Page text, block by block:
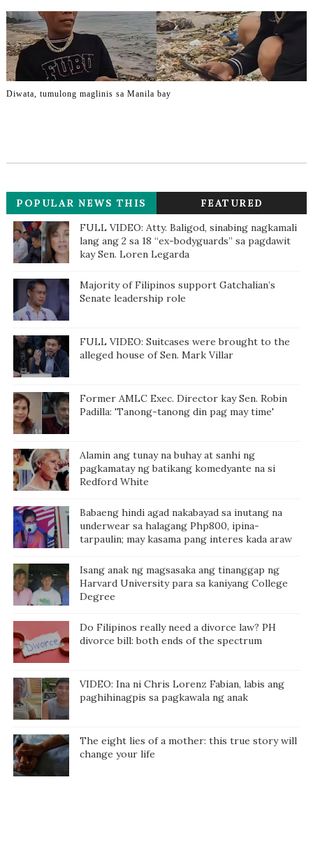
Diwata, tumulong maglinis sa Manila bay
POPULAR NEWS THIS
WEEK
FEATURED
FULL VIDEO: Atty. Baligod, sinabing nagkamali
lang ang 2 sa 18 “ex-bodyguards” sa pagdawit
kay Sen. Loren Legarda
Majority of Filipinos support Gatchalian’s
Senate leadership role
FULL VIDEO: Suitcases were brought to the
alleged house of Sen. Mark Villar
Former AMLC Exec. Director kay Sen. Robin
Padilla: 'Tanong-tanong din pag may time'
Alamin ang tunay na buhay at sanhi ng
pagkamatay ng batikang komedyante na si
Redford White
Babaeng hindi agad nakabayad sa inutang na
underwear sa halagang Php800, ipina-
tarpaulin; may kasama pang interes kada araw
Isang anak ng magsasaka ang tinanggap ng
Harvard University para sa kaniyang College
Degree
Do Filipinos really need a divorce law? PH
divorce bill: both ends of the spectrum
VIDEO: Ina ni Chris Lorenz Fabian, labis ang
paghihinagpis sa pagkawala ng anak
The eight lies of a mother: this true story will
change your life